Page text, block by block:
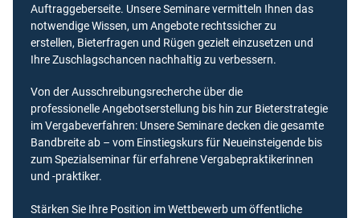
Auftraggeberseite. Unsere Seminare vermitteln Ihnen das
notwendige Wissen, um Angebote rechtssicher zu
erstellen, Bieterfragen und Rügen gezielt einzusetzen und
Ihre Zuschlagschancen nachhaltig zu verbessern.
Von der Ausschreibungsrecherche über die
professionelle Angebotserstellung bis hin zur Bieterstrategie
im Vergabeverfahren: Unsere Seminare decken die gesamte
Bandbreite ab – vom Einstiegskurs für Neueinsteigende bis
zum Spezialseminar für erfahrene Vergabepraktikerinnen
und -praktiker.
Stärken Sie Ihre Position im Wettbewerb um öffentliche